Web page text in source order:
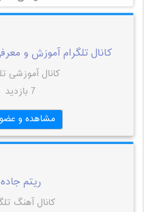
کانال تلگرام آموزش و
کانال آموزشی
7 بازدید
مشاهده و
ریتم جاده
کانال آهنگ